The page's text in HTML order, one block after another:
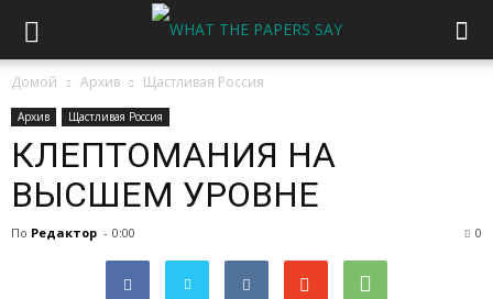
Домой Архив Щастливая Россия
Архив Щастливая Россия
КЛЕПТОМАНИЯ НА
ВЫСШЕМ УРОВНЕ
По Редактор - 0:00 0